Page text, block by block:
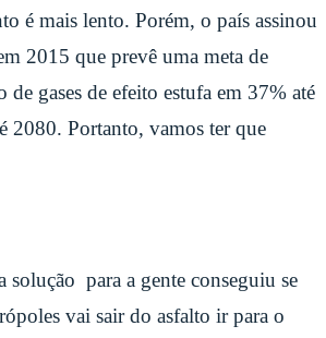
é mais lento. Porém, o país assinou
2015 que prevê uma meta de
de gases de efeito estufa em 37% até
2080. Portanto, vamos ter que
solução para a gente conseguiu se
vai sair do asfalto ir para o